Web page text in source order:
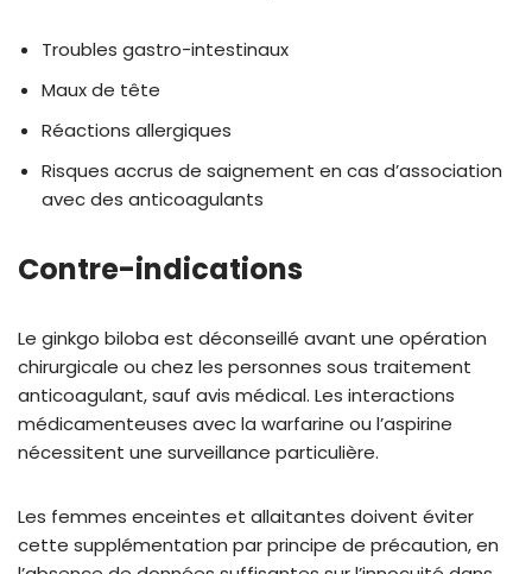
Troubles gastro-intestinaux
Maux de tête
Réactions allergiques
Risques accrus de saignement en cas d’association
avec des anticoagulants
Contre-indications
Le ginkgo biloba est déconseillé avant une opération
chirurgicale ou chez les personnes sous traitement
anticoagulant, sauf avis médical. Les interactions
médicamenteuses avec la warfarine ou l’aspirine
nécessitent une surveillance particulière.
Les femmes enceintes et allaitantes doivent éviter
cette supplémentation par principe de précaution, en